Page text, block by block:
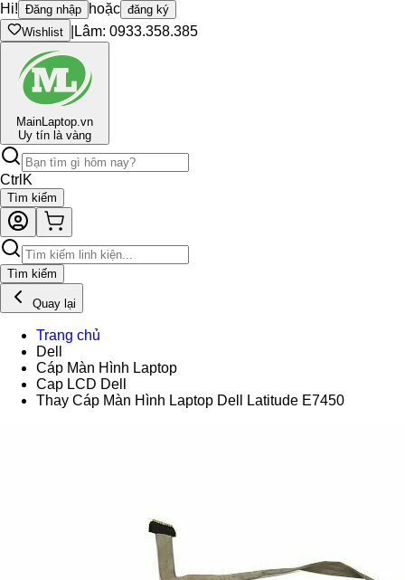
Hi! Đăng nhập hoặc đăng ký
Wishlist
Lâm: 0933.358.385
MainLaptop.vn
Uy tín là vàng
Ctrl K
Tìm kiếm
Tìm kiếm
Quay lại
Trang chủ
Dell
Cáp Màn Hình Laptop
Cap LCD Dell
Thay Cáp Màn Hình Laptop Dell Latitude E7450